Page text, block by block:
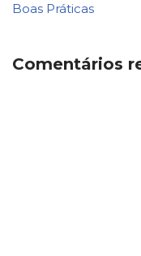
Boas Práticas
Comentários